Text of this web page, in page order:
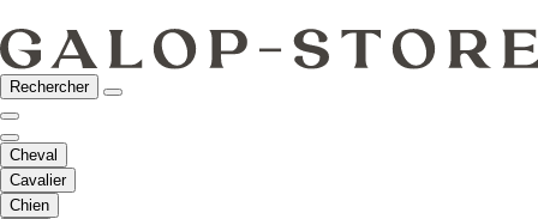
Rechercher
Cheval
Cavalier
Chien